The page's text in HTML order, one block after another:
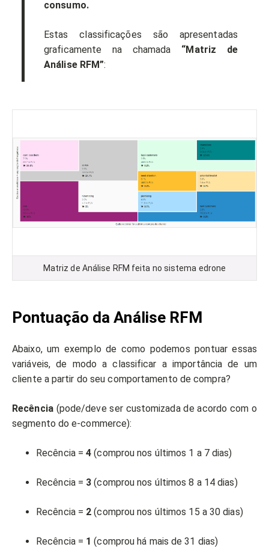
consumo.
Estas classificações são apresentadas
graficamente na chamada “Matriz de
Análise RFM”:
Matriz de Análise RFM feita no sistema edrone
Pontuação da Análise RFM
Abaixo, um exemplo de como podemos pontuar essas
variáveis, de modo a classificar a importância de um
cliente a partir do seu comportamento de compra?
Recência (pode/deve ser customizada de acordo com o
segmento do e-commerce):
Recência =4 (comprou nos últimos 1 a 7 dias)
Recência = 3 (comprou nos últimos 8 a 14 dias)
Recência = 2 (comprou nos últimos 15 a 30 dias)
Recência = 1 (comprou há mais de 31 dias)